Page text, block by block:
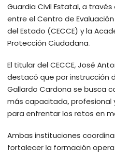
Guardia Civil Estatal, a
entre el Centro de
del Estado (CECCE) y la
Protección Ciudadana.
El titular del CECCE, José
destacó que por instrucción
Gallardo Cardona se busca
más capacitada, profesional
para enfrentar los retos en
Ambas instituciones
fortalecer la formación